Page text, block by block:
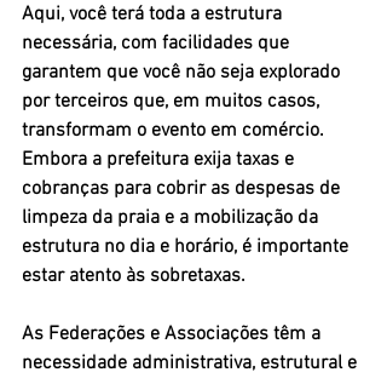
Aqui, você terá toda a estrutura
necessária, com facilidades que
garantem que você não seja explorado
por terceiros que, em muitos casos,
transformam o evento em comércio.
Embora a prefeitura exija taxas e
cobranças para cobrir as despesas de
limpeza da praia e a mobilização da
estrutura no dia e horário, é importante
estar atento às sobretaxas.
As Federações e Associações têm a
necessidade administrativa, estrutural e